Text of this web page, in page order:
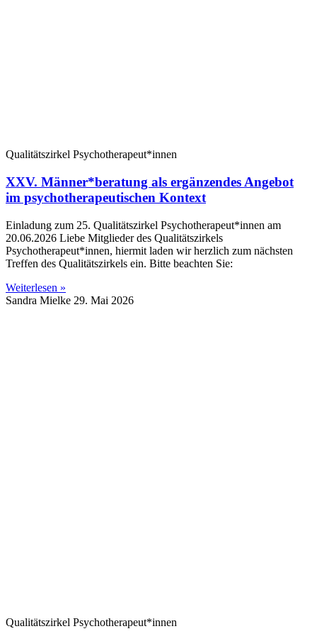
Qualitätszirkel Psychotherapeut*innen
XXV. Männer*beratung als ergänzendes Angebot
im psychotherapeutischen Kontext
Einladung zum 25. Qualitätszirkel Psychotherapeut*innen am
20.06.2026 Liebe Mitglieder des Qualitätszirkels
Psychotherapeut*innen, hiermit laden wir herzlich zum nächsten
Treffen des Qualitätszirkels ein. Bitte beachten Sie:
Weiterlesen »
Sandra Mielke 29. Mai 2026
Qualitätszirkel Psychotherapeut*innen